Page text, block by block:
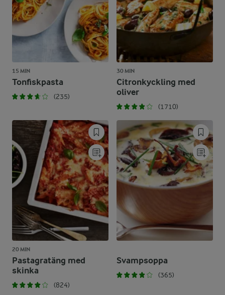
15 MIN
Tonfiskpasta
(235)
30 MIN
Citronkyckling med
oliver
(1710)
20 MIN
Pastagratäng med
skinka
(824)
Svampsoppa
(365)